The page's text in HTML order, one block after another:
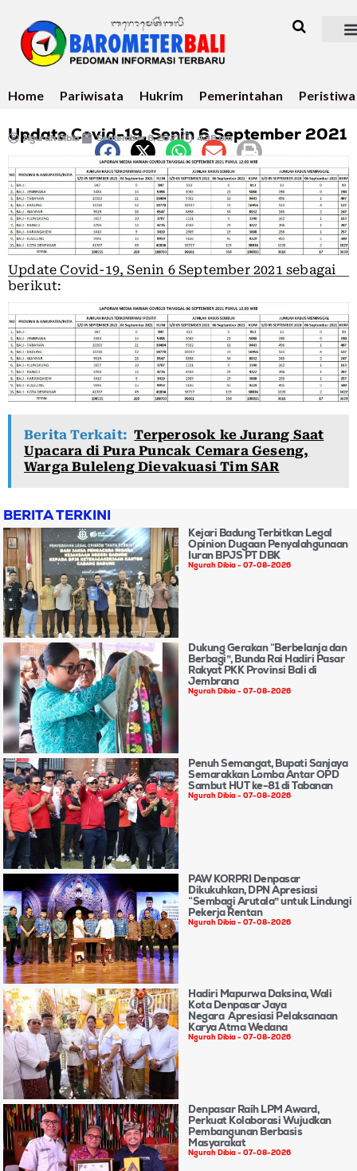
Home Pariwisata Hukrim Pemerintahan Peristiwa
Update Covid-19, Senin 6 September 2021
Ngurah Dibia September 6, 2021 4:38 pm
Update Covid-19, Senin 6 September 2021 sebagai
berikut:
Berita Terkait: Terperosok ke Jurang Saat
Upacara di Pura Puncak Cemara Geseng,
Warga Buleleng Dievakuasi Tim SAR
BERITA TERKINI
Kejari Badung Terbitkan Legal
Opinion Dugaan Penyalahgunaan
Iuran BPJS PT DBK
Ngurah Dibia 07-08-2026
Dukung Gerakan “Berbelanja dan
Berbagi”, Bunda Rai Hadiri Pasar
Rakyat PKK Provinsi Bali di
Jembrana
Ngurah Dibia 07-08-2026
Penuh Semangat, Bupati Sanjaya
Semarakkan Lomba Antar OPD
Sambut HUT ke-81 di Tabanan
Ngurah Dibia 07-08-2026
PAW KORPRI Denpasar
Dikukuhkan, DPN Apresiasi
“Sembagi Arutala” untuk Lindungi
Pekerja Rentan
Ngurah Dibia 07-08-2026
Hadiri Mapurwa Daksina, Wali
Kota Denpasar Jaya
Negara Apresiasi Pelaksanaan
Karya Atma Wedana
Ngurah Dibia 07-08-2026
Denpasar Raih LPM Award,
Perkuat Kolaborasi Wujudkan
Pembangunan Berbasis
Masyarakat
Ngurah Dibia 07-08-2026